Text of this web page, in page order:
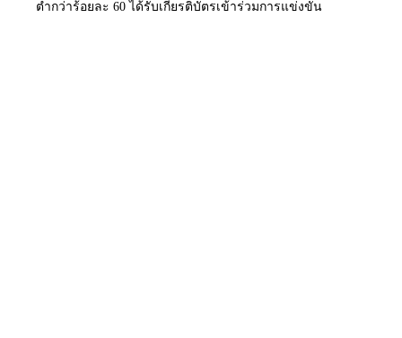
ต่ำกว่าร้อยละ 60 ได้รับเกียรติบัตรเข้าร่วมการแข่งขัน